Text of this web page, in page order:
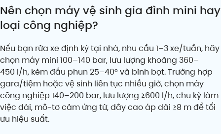
Nên chọn máy vệ sinh gia đình mini hay
loại công nghiệp?
Nếu bạn rửa xe định kỳ tại nhà, nhu cầu 1–3 xe/tuần, hãy
chọn máy mini 100–140 bar, lưu lượng khoảng 360–
450 l/h, kèm đầu phun 25–40° và bình bọt. Trường hợp
gara/tiệm hoặc vệ sinh liên tục nhiều giờ, chọn máy
công nghiệp 140–200 bar, lưu lượng ≥600 l/h, chu kỳ làm
việc dài, mô-tơ cảm ứng từ, dây cao áp dài ≥8 m để tối
ưu hiệu suất.